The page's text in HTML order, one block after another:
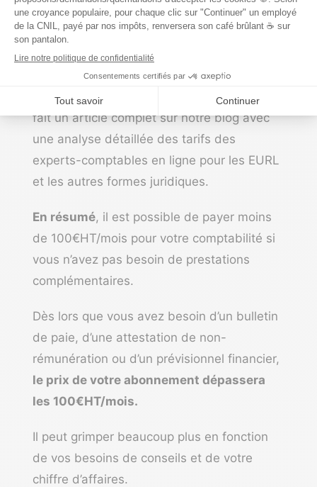
expert-comptable en
ligne pour EURL ?
Le sujet est tellement complexe qu’on en a
fait un article complet sur notre blog avec
une analyse détaillée des tarifs des
experts-comptables en ligne pour les EURL
et les autres formes juridiques.
En résumé, il est possible de payer moins
de 100€HT/mois pour votre comptabilité si
vous n’avez pas besoin de prestations
complémentaires.
Dès lors que vous avez besoin d’un bulletin
de paie, d’une attestation de non-
rémunération ou d’un prévisionnel financier,
le prix de votre abonnement dépassera
les 100€HT/mois.
Il peut grimper beaucoup plus en fonction
de vos besoins de conseils et de votre
chiffre d’affaires.